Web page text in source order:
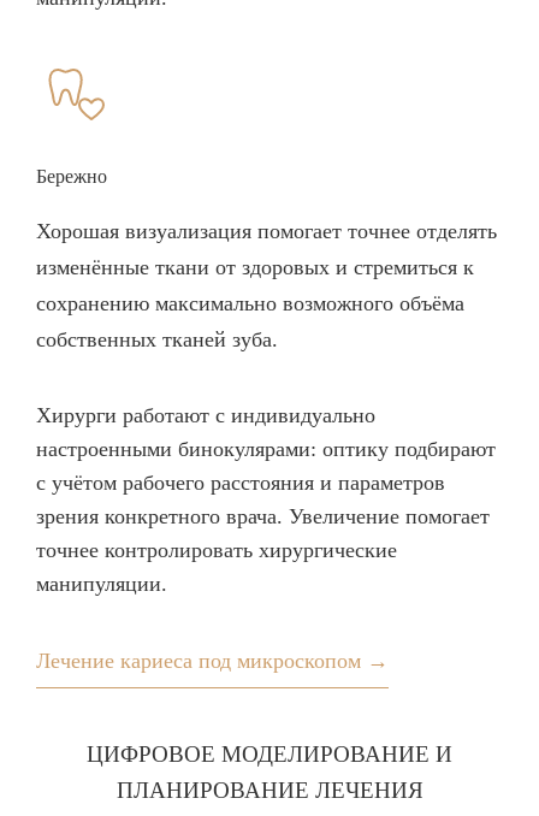
Бережно
Хорошая визуализация помогает точнее отделять
изменённые ткани от здоровых и стремиться к
сохранению максимально возможного объёма
собственных тканей зуба.
Хирурги работают с индивидуально
настроенными бинокулярами: оптику подбирают
с учётом рабочего расстояния и параметров
зрения конкретного врача. Увеличение помогает
точнее контролировать хирургические
манипуляции.
Лечение кариеса под микроскопом →
ЦИФРОВОЕ МОДЕЛИРОВАНИЕ И
ПЛАНИРОВАНИЕ ЛЕЧЕНИЯ